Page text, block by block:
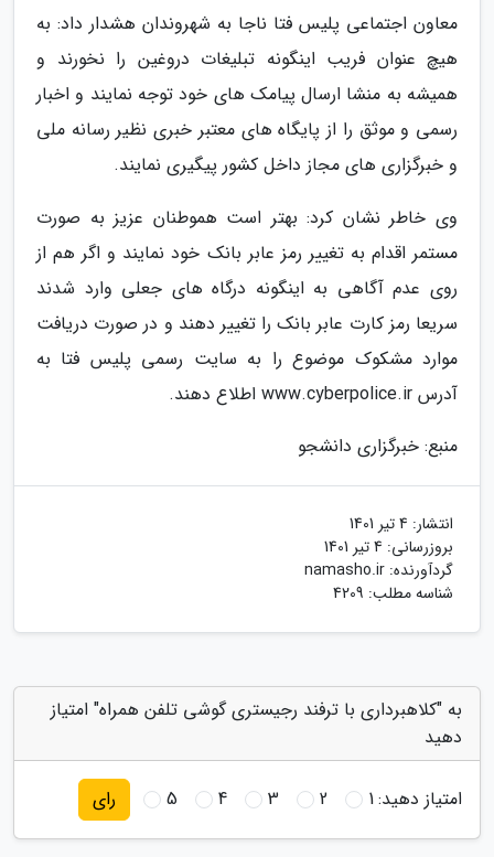
معاون اجتماعی پلیس فتا ناجا به شهروندان هشدار داد: به
هیچ عنوان فریب اینگونه تبلیغات دروغین را نخورند و
همیشه به منشا ارسال پیامک های خود توجه نمایند و اخبار
رسمی و موثق را از پایگاه های معتبر خبری نظیر رسانه ملی
و خبرگزاری های مجاز داخل کشور پیگیری نمایند.
وی خاطر نشان کرد: بهتر است هموطنان عزیز به صورت
مستمر اقدام به تغییر رمز عابر بانک خود نمایند و اگر هم از
روی عدم آگاهی به اینگونه درگاه های جعلی وارد شدند
سریعا رمز کارت عابر بانک را تغییر دهند و در صورت دریافت
موارد مشکوک موضوع را به سایت رسمی پلیس فتا به
آدرس www.cyberpolice.ir اطلاع دهند.
منبع: خبرگزاری دانشجو
انتشار: 4 تیر 1401
بروزرسانی: 4 تیر 1401
گردآورنده: namasho.ir
شناسه مطلب: 4209
به "کلاهبرداری با ترفند رجیستری گوشی تلفن همراه" امتیاز
دهید
امتیاز دهید:1
2
3
4
5 رای